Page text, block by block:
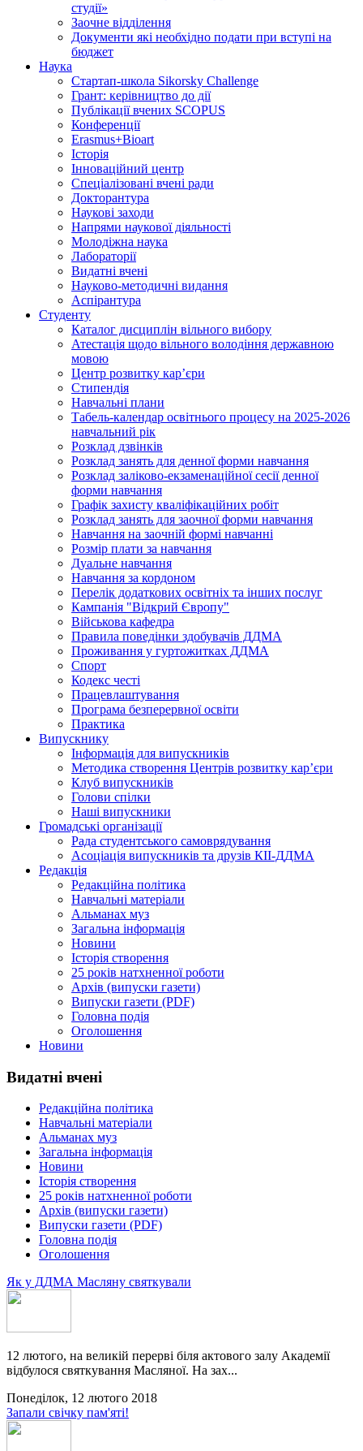
студії»
Заочне відділення
Документи які необхідно подати при вступі на
бюджет
Наука
Стартап-школа Sikorsky Challenge
Грант: керівництво до дії
Публікації вчених SCOPUS
Конференції
Erasmus+Bioart
Історія
Інноваційний центр
Спеціалізовані вчені ради
Докторантура
Наукові заходи
Напрями наукової діяльності
Молодіжна наука
Лабораторії
Видатні вчені
Науково-методичні видання
Аспірантура
Студенту
Каталог дисциплін вільного вибору
Атестація щодо вільного володіння державною
мовою
Центр розвитку кар’єри
Стипендія
Навчальні плани
Табель-календар освітнього процесу на 2025-2026
навчальний рік
Розклад дзвінків
Розклад занять для денної форми навчання
Розклад заліково-екзаменаційної сесії денної
форми навчання
Графік захисту кваліфікаційних робіт
Розклад занять для заочної форми навчання
Навчання на заочній формі навчанні
Розмір плати за навчання
Дуальне навчання
Навчання за кордоном
Перелік додаткових освітніх та інших послуг
Кампанія "Відкрий Європу"
Військова кафедра
Правила поведінки здобувачів ДДМА
Проживання у гуртожитках ДДМА
Спорт
Кодекс честі
Працевлаштування
Програма безперервної освіти
Практика
Випускнику
Інформація для випускників
Методика створення Центрів розвитку кар’єри
Клуб випускників
Голови спілки
Наші випускники
Громадські організації
Рада студентського самоврядування
Асоціація випускників та друзів КІІ-ДДМА
Редакція
Редакційна політика
Навчальні матеріали
Альманах муз
Загальна інформація
Новини
Історія створення
25 років натхненної роботи
Архів (випуски газети)
Випуски газети (PDF)
Головна подія
Оголошення
Новини
Видатні вчені
Редакційна політика
Навчальні матеріали
Альманах муз
Загальна інформація
Новини
Історія створення
25 років натхненної роботи
Архів (випуски газети)
Випуски газети (PDF)
Головна подія
Оголошення
Як у ДДМА Масляну святкували
12 лютого, на великій перерві біля актового залу Академії
відбулося святкування Масляної. На зах...
Понеділок, 12 лютого 2018
Запали свічку пам'яті!